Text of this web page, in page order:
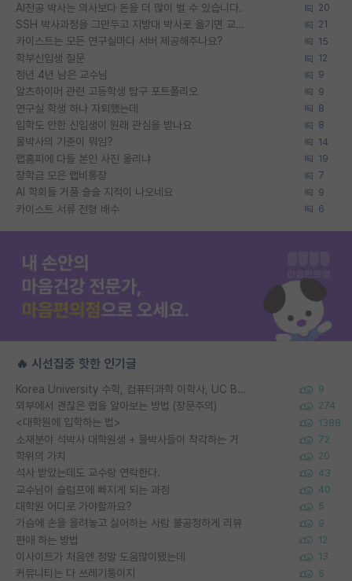
AI전공 박사는 의사보다 돈을 더 많이 벌 수 있습니다. 20
SSH 박사과정을 그만두고 지방대 박사로 옮기면 교수의 꿈은 끝일까요? 21
카이스트는 모든 연구실마다 서버 제공해주나요? 15
학부신입생 질문 12
정년 4년 남은 교수님 9
알츠하이머 관련 고등학생 탐구 포트폴리오 9
연구실 학생 하나 자퇴했는데 8
입학도 안한 신입생이 원래 관심을 받나요 8
물박사의 기준이 뭐임? 14
랩홈피에 다들 본인 사진 올리냐 19
장학금 모은 랩비통장 7
AI 학회들 거품 슬슬 지적이 나오네요 9
카이스트 서류 전형 배수 6
🔥 시선집중 핫한 인기글
Korea University 수학, 컴퓨터과학 이학사, UC Berkeley 산업공학 대학원 공학박사가 되는 것은 쉽지 않겠죠? 9
외부에서 괜찮은 랩을 알아보는 방법 (장문주의) 274
<대학원에 입학하는 법> 1388
소재분야 석박사 대학원생 + 물박사들이 착각하는 거 72
학위의 가치 20
석사 받았는데도 교수랑 연락한다. 43
교수님이 슬럼프에 빠지게 되는 과정 40
대학원 어디로 가야할까요? 5
가슴에 손을 올려놓고 싫어하는 사람 불공정하게 리뷰 9
편애 하는 방법 12
이사이트가 처음엔 정말 도움많이됐는데 13
커뮤니티는 다 쓰레기통이지 5